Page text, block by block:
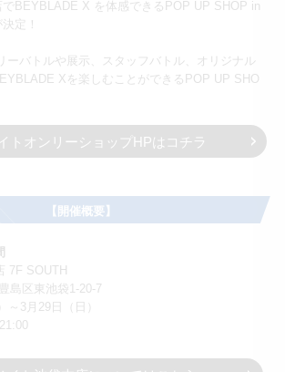
でBEYBLADE X を体感できるPOP UP SHOP in
定！
ーバトルや展示、スタッフバトル、オリジナル
Xを楽しむことができるPOP UP SHO
トオンリーショップHPはコチラ
【開催概要】
7F SOUTH
島区東池袋1-20-7
～3月29日（日）